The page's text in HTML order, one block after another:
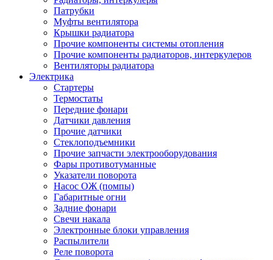
Патрубки
Муфты вентилятора
Крышки радиатора
Прочие компоненты системы отопления
Прочие компоненты радиаторов, интеркулеров
Вентиляторы радиатора
Электрика
Стартеры
Термостаты
Передние фонари
Датчики давления
Прочие датчики
Стеклоподъемники
Прочие запчасти электрооборудования
Фары противотуманные
Указатели поворота
Насос ОЖ (помпы)
Габаритные огни
Задние фонари
Свечи накала
Электронные блоки управления
Распылители
Реле поворота